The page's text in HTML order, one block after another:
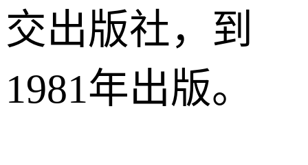
交出版社，到
1981年出版。